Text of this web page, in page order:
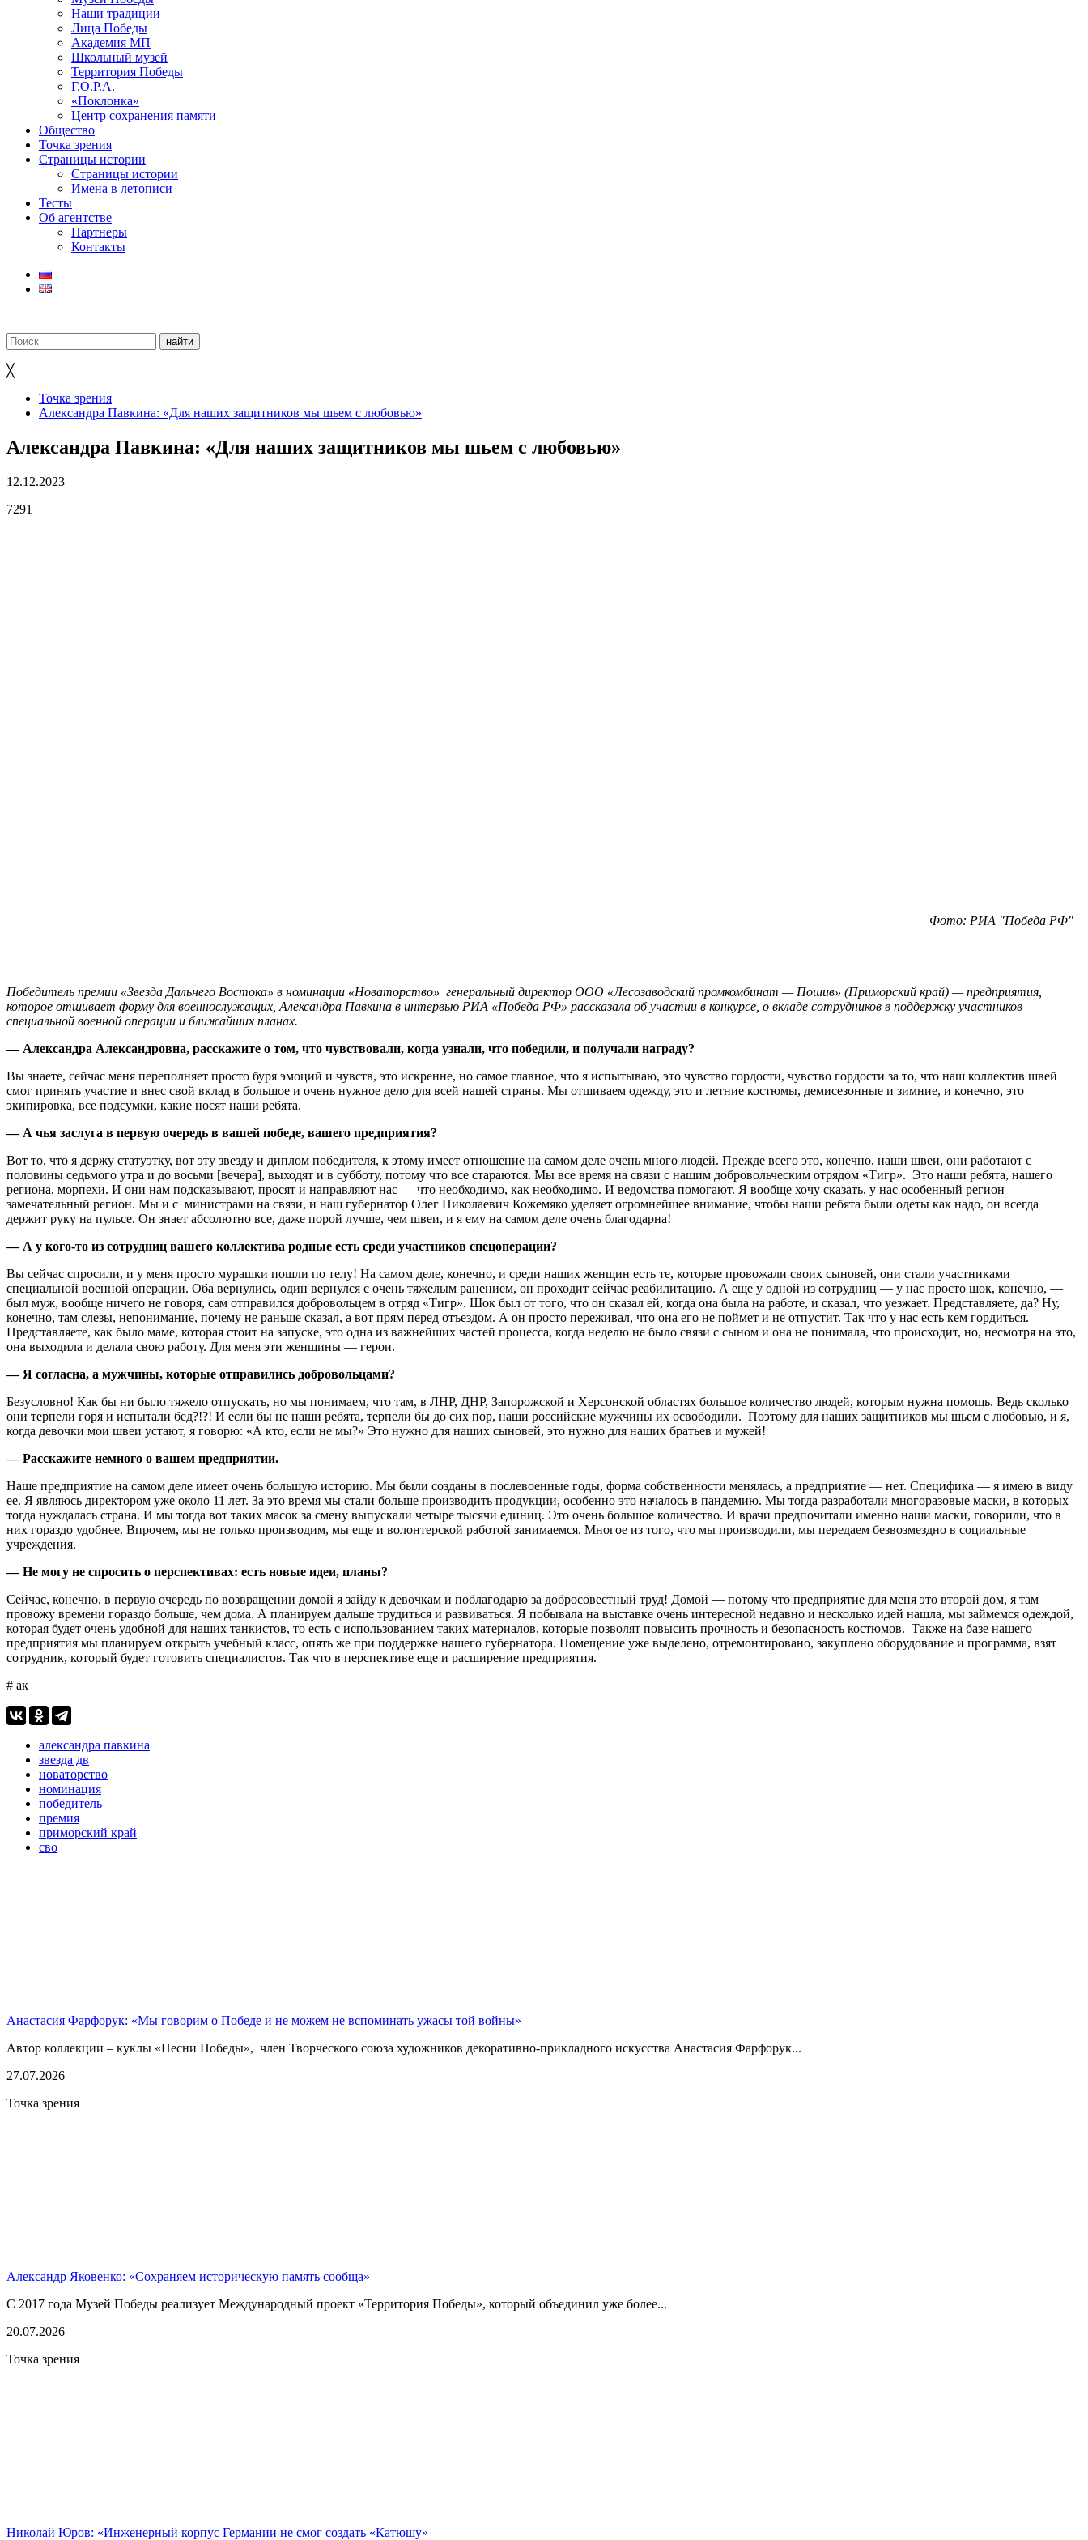
Наши традиции
Лица Победы
Академия МП
Школьный музей
Территория Победы
Г.О.Р.А.
«Поклонка»
Центр сохранения памяти
Общество
Точка зрения
Страницы истории
Страницы истории
Имена в летописи
Тесты
Об агентстве
Партнеры
Контакты
╳
Точка зрения
Александра Павкина: «Для наших защитников мы шьем с любовью»
Александра Павкина: «Для наших защитников мы шьем с любовью»
12.12.2023
7291
Фото: РИА "Победа РФ"
Победитель премии «Звезда Дальнего Востока» в номинации «Новаторство» генеральный директор ООО «Лесозаводский промкомбинат — Пошив» (Приморский край) — предприятия,
которое отшивает форму для военнослужащих, Александра Павкина в интервью РИА «Победа РФ» рассказала об участии в конкурсе, о вкладе сотрудников в поддержку участников
специальной военной операции и ближайших планах.
— Александра Александровна, расскажите о том, что чувствовали, когда узнали, что победили, и получали награду?
Вы знаете, сейчас меня переполняет просто буря эмоций и чувств, это искренне, но самое главное, что я испытываю, это чувство гордости, чувство гордости за то, что наш коллектив швей
смог принять участие и внес свой вклад в большое и очень нужное дело для всей нашей страны. Мы отшиваем одежду, это и летние костюмы, демисезонные и зимние, и конечно, это
экипировка, все подсумки, какие носят наши ребята.
— А чья заслуга в первую очередь в вашей победе, вашего предприятия?
Вот то, что я держу статуэтку, вот эту звезду и диплом победителя, к этому имеет отношение на самом деле очень много людей. Прежде всего это, конечно, наши швеи, они работают с
половины седьмого утра и до восьми [вечера], выходят и в субботу, потому что все стараются. Мы все время на связи с нашим добровольческим отрядом «Тигр». Это наши ребята, нашего
региона, морпехи. И они нам подсказывают, просят и направляют нас — что необходимо, как необходимо. И ведомства помогают. Я вообще хочу сказать, у нас особенный регион —
замечательный регион. Мы и с министрами на связи, и наш губернатор Олег Николаевич Кожемяко уделяет огромнейшее внимание, чтобы наши ребята были одеты как надо, он всегда
держит руку на пульсе. Он знает абсолютно все, даже порой лучше, чем швеи, и я ему на самом деле очень благодарна!
— А у кого-то из сотрудниц вашего коллектива родные есть среди участников спецоперации?
Вы сейчас спросили, и у меня просто мурашки пошли по телу! На самом деле, конечно, и среди наших женщин есть те, которые провожали своих сыновей, они стали участниками
специальной военной операции. Оба вернулись, один вернулся с очень тяжелым ранением, он проходит сейчас реабилитацию. А еще у одной из сотрудниц — у нас просто шок, конечно, —
был муж, вообще ничего не говоря, сам отправился добровольцем в отряд «Тигр». Шок был от того, что он сказал ей, когда она была на работе, и сказал, что уезжает. Представляете, да? Ну,
конечно, там слезы, непонимание, почему не раньше сказал, а вот прям перед отъездом. А он просто переживал, что она его не поймет и не отпустит. Так что у нас есть кем гордиться.
Представляете, как было маме, которая стоит на запуске, это одна из важнейших частей процесса, когда неделю не было связи с сыном и она не понимала, что происходит, но, несмотря на это,
она выходила и делала свою работу. Для меня эти женщины — герои.
— Я согласна, а мужчины, которые отправились добровольцами?
Безусловно! Как бы ни было тяжело отпускать, но мы понимаем, что там, в ЛНР, ДНР, Запорожской и Херсонской областях большое количество людей, которым нужна помощь. Ведь сколько
они терпели горя и испытали бед?!?! И если бы не наши ребята, терпели бы до сих пор, наши российские мужчины их освободили. Поэтому для наших защитников мы шьем с любовью, и я,
когда девочки мои швеи устают, я говорю: «А кто, если не мы?» Это нужно для наших сыновей, это нужно для наших братьев и мужей!
— Расскажите немного о вашем предприятии.
Наше предприятие на самом деле имеет очень большую историю. Мы были созданы в послевоенные годы, форма собственности менялась, а предприятие — нет. Специфика — я имею в виду
ее. Я являюсь директором уже около 11 лет. За это время мы стали больше производить продукции, особенно это началось в пандемию. Мы тогда разработали многоразовые маски, в которых
тогда нуждалась страна. И мы тогда вот таких масок за смену выпускали четыре тысячи единиц. Это очень большое количество. И врачи предпочитали именно наши маски, говорили, что в
них гораздо удобнее. Впрочем, мы не только производим, мы еще и волонтерской работой занимаемся. Многое из того, что мы производили, мы передаем безвозмездно в социальные
учреждения.
— Не могу не спросить о перспективах: есть новые идеи, планы?
Сейчас, конечно, в первую очередь по возвращении домой я зайду к девочкам и поблагодарю за добросовестный труд! Домой — потому что предприятие для меня это второй дом, я там
провожу времени гораздо больше, чем дома. А планируем дальше трудиться и развиваться. Я побывала на выставке очень интересной недавно и несколько идей нашла, мы займемся одеждой,
которая будет очень удобной для наших танкистов, то есть с использованием таких материалов, которые позволят повысить прочность и безопасность костюмов. Также на базе нашего
предприятия мы планируем открыть учебный класс, опять же при поддержке нашего губернатора. Помещение уже выделено, отремонтировано, закуплено оборудование и программа, взят
сотрудник, который будет готовить специалистов. Так что в перспективе еще и расширение предприятия.
# ак
александра павкина
звезда дв
новаторство
номинация
победитель
премия
приморский край
сво
Анастасия Фарфорук: «Мы говорим о Победе и не можем не вспоминать ужасы той войны»
Автор коллекции – куклы «Песни Победы», член Творческого союза художников декоративно-прикладного искусства Анастасия Фарфорук...
27.07.2026
Точка зрения
Александр Яковенко: «Сохраняем историческую память сообща»
С 2017 года Музей Победы реализует Международный проект «Территория Победы», который объединил уже более...
20.07.2026
Точка зрения
Николай Юров: «Инженерный корпус Германии не смог создать «Катюшу»